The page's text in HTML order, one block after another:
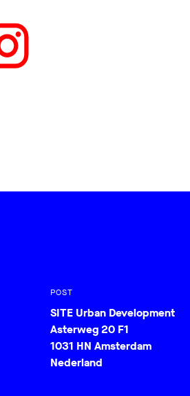
POST
SITE Urban Development
Asterweg 20 F1
1031 HN Amsterdam
Nederland